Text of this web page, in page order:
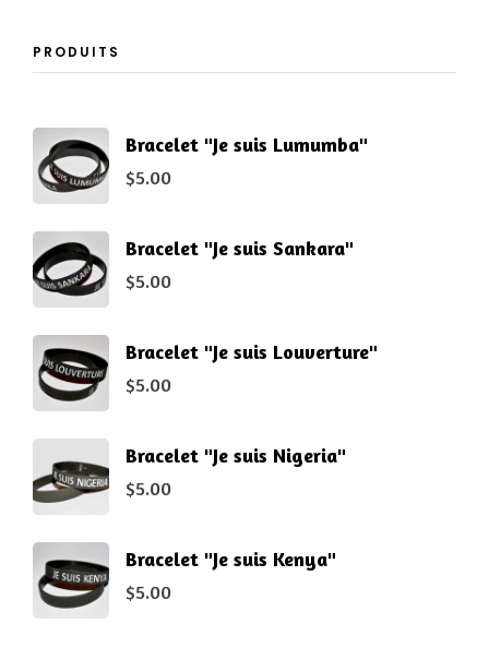
PRODUITS
Bracelet "Je suis Lumumba"
$5.00
Bracelet "Je suis Sankara"
$5.00
Bracelet "Je suis Louverture"
$5.00
Bracelet "Je suis Nigeria"
$5.00
Bracelet "Je suis Kenya"
$5.00